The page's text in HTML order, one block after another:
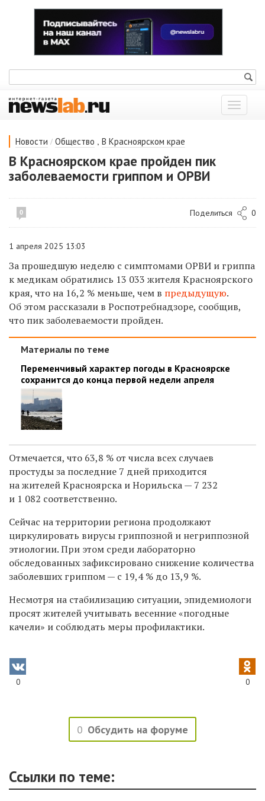
Показать
меню
Новости / Общество , В Красноярском крае
В Красноярском крае пройден пик
заболеваемости гриппом и ОРВИ
0 Поделиться 0
1 апреля 2025 13:03
За прошедшую неделю с симптомами ОРВИ и гриппа
к медикам обратились 13 033 жителя Красноярского
края, что на 16,2 % меньше, чем в предыдущую.
Об этом рассказали в Роспотребнадзоре, сообщив,
что пик заболеваемости пройден.
Материалы по теме
Переменчивый характер погоды в Красноярске
сохранится до конца первой недели апреля
Отмечается, что 63,8 % от числа всех случаев
простуды за последние 7 дней приходится
на жителей Красноярска и Норильска — 7 232
и 1 082 соответственно.
Сейчас на территории региона продолжают
циркулировать вирусы гриппозной и негриппозной
этиологии. При этом среди лабораторно
обследованных зафиксировано снижение количества
заболевших гриппом— с 19,4 % до 13,9 %.
Несмотря на стабилизацию ситуации, эпидемиологи
просят жителей учитывать весенние «погодные
качели» и соблюдать меры профилактики.
0 0
0 Обсудить на форуме
Ссылки по теме: